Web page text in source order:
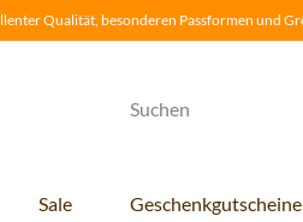
Qualität, besonderen Passformen und
Sale Geschenkgutscheine